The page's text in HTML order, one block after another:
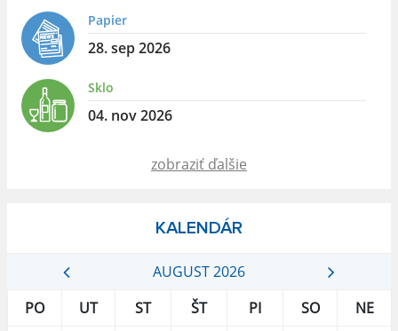
Papier
28. sep 2026
Sklo
04. nov 2026
zobraziť ďalšie
KALENDÁR
AUGUST 2026
PO
UT ST ŠT PI SO
NE